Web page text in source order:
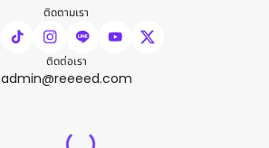
ติดตามเรา
ติดต่อเรา
admin@reeeed.com